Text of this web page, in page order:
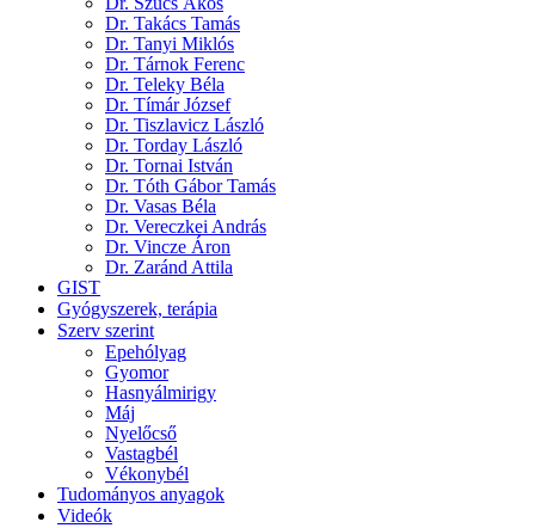
Dr. Takács Tamás
Dr. Tanyi Miklós
Dr. Tárnok Ferenc
Dr. Teleky Béla
Dr. Tímár József
Dr. Tiszlavicz László
Dr. Torday László
Dr. Tornai István
Dr. Tóth Gábor Tamás
Dr. Vasas Béla
Dr. Vereczkei András
Dr. Vincze Áron
Dr. Zaránd Attila
GIST
Gyógyszerek, terápia
Szerv szerint
Epehólyag
Gyomor
Hasnyálmirigy
Máj
Nyelőcső
Vastagbél
Vékonybél
Tudományos anyagok
Videók